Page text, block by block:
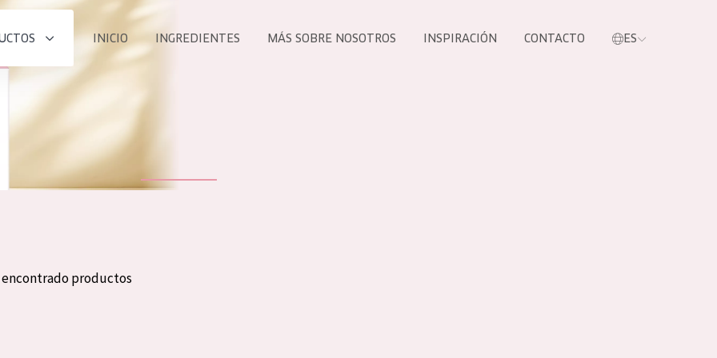
Essentials
Lift+
INICIO INGREDIENTES MÁS SOBRE NOSOTROS INSPIRACIÓN CONTACTO ES
encontrado productos